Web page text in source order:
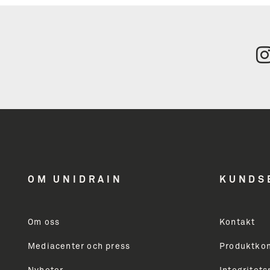
nyhedsbrev
Modtager du ikke allerede vores nyhedsbrev, så
OM UNIDRAIN
Om oss
Mediacenter och press
Kontakt